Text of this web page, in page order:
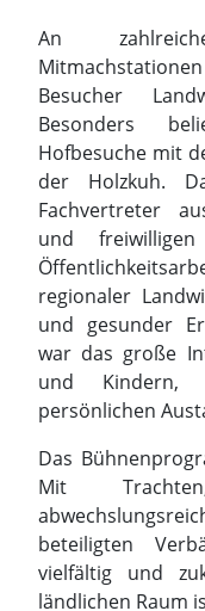
Fachvertreter
und
regionaler
und gesunder
war das große
und Kindern,
persönlichen
Das
Mit
beteiligten
vielfältig und
Auch für den
genutzt. So
Meyer,den
Schatta, die